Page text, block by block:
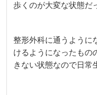
歩くのが大変な状態だ
整形外科に通うように
けるようになったもの
きない状態なので日常